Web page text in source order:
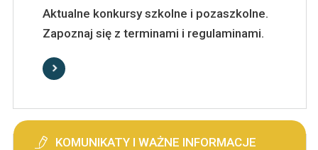
Aktualne konkursy szkolne i pozaszkolne.
Zapoznaj się z terminami i regulaminami.
KOMUNIKATY I WAŻNE INFORMACJE